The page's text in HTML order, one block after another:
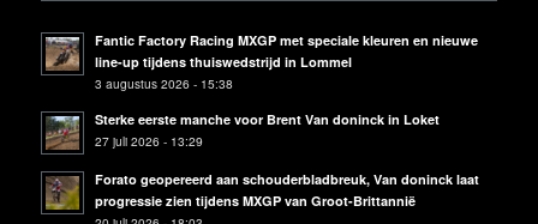
Fantic Factory Racing MXGP met speciale kleuren en nieuwe
line-up tijdens thuiswedstrijd in Lommel
3 augustus 2026 - 15:38
Sterke eerste manche voor Brent Van doninck in Loket
27 juli 2026 - 13:29
Forato geopereerd aan schouderbladbreuk, Van doninck laat
progressie zien tijdens MXGP van Groot-Brittannië